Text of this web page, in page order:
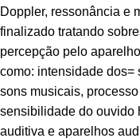
Doppler, ressonância e
finalizado tratando
percepção pelo
como: intensidade dos=
sons musicais,
sensibilidade do ouvido
auditiva e aparelhos